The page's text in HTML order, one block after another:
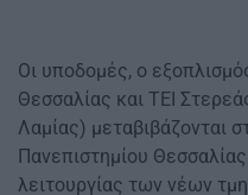
Οι υποδομές, ο
Θεσσαλίας και ΤΕΙ
Λαμίας) μεταβιβάζονται
Πανεπιστημίου
λειτουργίας των νέων